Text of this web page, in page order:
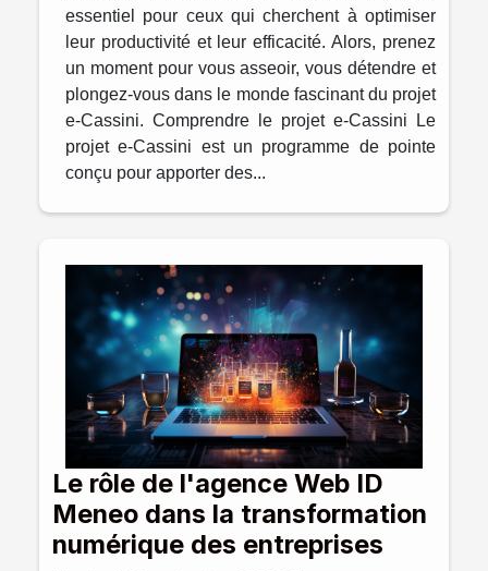
essentiel pour ceux qui cherchent à optimiser
leur productivité et leur efficacité. Alors, prenez
un moment pour vous asseoir, vous détendre et
plongez-vous dans le monde fascinant du projet
e-Cassini. Comprendre le projet e-Cassini Le
projet e-Cassini est un programme de pointe
conçu pour apporter des...
Le rôle de l'agence Web ID
Meneo dans la transformation
numérique des entreprises